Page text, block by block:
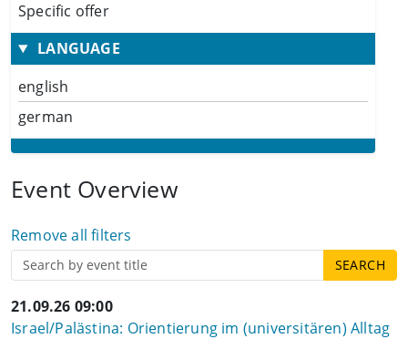
Specific offer
LANGUAGE
english
german
Event Overview
Remove all filters
21.09.26 09:00
Israel/Palästina: Orientierung im (universitären) Alltag